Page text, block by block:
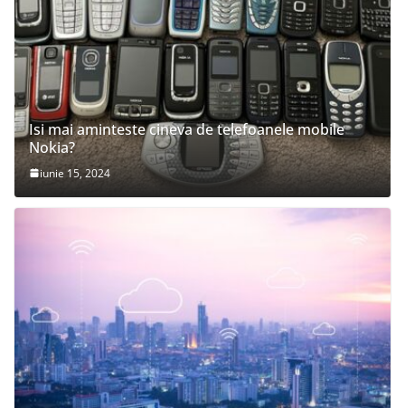
Isi mai aminteste cineva de telefoanele mobile
Nokia?
iunie 15, 2024